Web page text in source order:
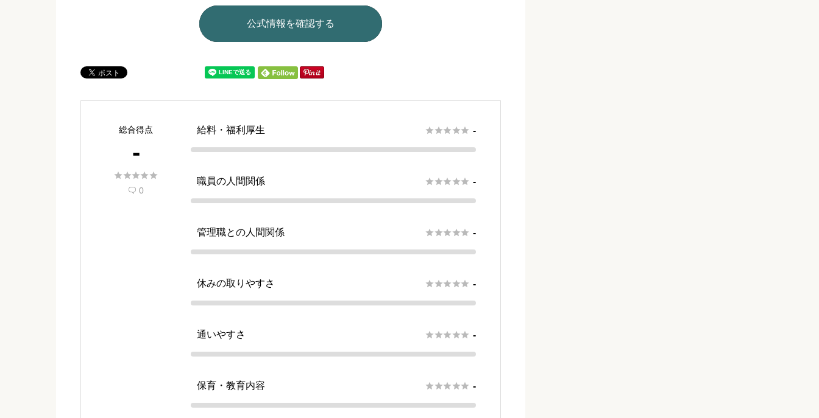
公式情報を確認する
総合得点
-

 0
給料・福利厚生  -
職員の人間関係  -
管理職との人間関係  -
休みの取りやすさ  -
通いやすさ  -
保育・教育内容  -